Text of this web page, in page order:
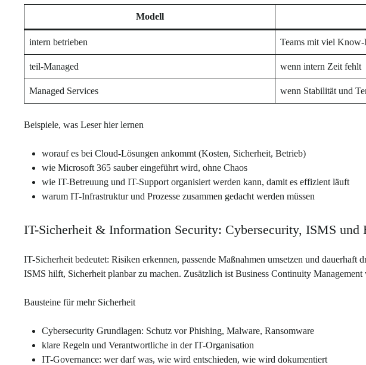
Modell
intern betrieben Teams mit viel
teil-Managed wenn intern Zeit fehlt
Managed Services wenn Stabilität und
Beispiele, was Leser hier lernen
worauf es bei Cloud-Lösungen ankommt (Kosten, Sicherheit, Betrieb)
wie Microsoft 365 sauber eingeführt wird, ohne Chaos
wie IT-Betreuung und IT-Support organisiert werden kann, damit es effizient läuft
warum IT-Infrastruktur und Prozesse zusammen gedacht werden müssen
IT-Sicherheit & Information Security: Cybersecurity, ISMS und
IT-Sicherheit bedeutet: Risiken erkennen, passende Maßnahmen umsetzen und
ISMS hilft, Sicherheit planbar zu machen. Zusätzlich ist Business Continuity
Bausteine für mehr Sicherheit
Cybersecurity Grundlagen: Schutz vor Phishing, Malware, Ransomware
klare Regeln und Verantwortliche in der IT-Organisation
IT-Governance: wer darf was, wie wird entschieden, wie wird dokumentiert